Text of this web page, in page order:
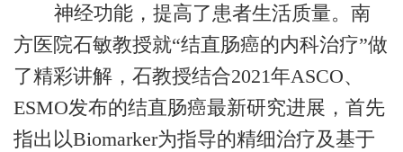
神经功能，提高了患者生活质量。南
方医院石敏教授就“结直肠癌的内科治疗”做
了精彩讲解，石教授结合2021年ASCO、
ESMO发布的结直肠癌最新研究进展，首先
指出以Biomarker为指导的精细治疗及基于